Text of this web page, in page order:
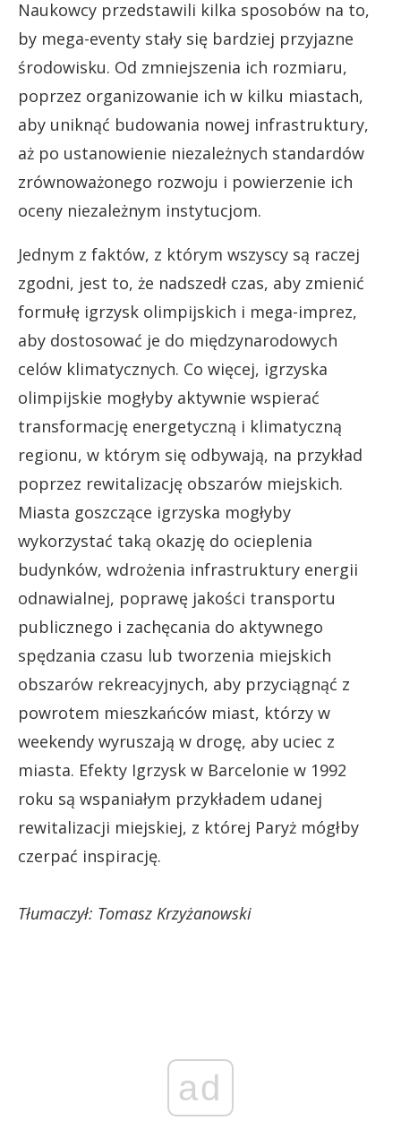
Naukowcy przedstawili kilka sposobów na to,
by mega-eventy stały się bardziej przyjazne
środowisku. Od zmniejszenia ich rozmiaru,
poprzez organizowanie ich w kilku miastach,
aby uniknąć budowania nowej infrastruktury,
aż po ustanowienie niezależnych standardów
zrównoważonego rozwoju i powierzenie ich
oceny niezależnym instytucjom.
Jednym z faktów, z którym wszyscy są raczej
zgodni, jest to, że nadszedł czas, aby zmienić
formułę igrzysk olimpijskich i mega-imprez,
aby dostosować je do międzynarodowych
celów klimatycznych. Co więcej, igrzyska
olimpijskie mogłyby aktywnie wspierać
transformację energetyczną i klimatyczną
regionu, w którym się odbywają, na przykład
poprzez rewitalizację obszarów miejskich.
Miasta goszczące igrzyska mogłyby
wykorzystać taką okazję do ocieplenia
budynków, wdrożenia infrastruktury energii
odnawialnej, poprawę jakości transportu
publicznego i zachęcania do aktywnego
spędzania czasu lub tworzenia miejskich
obszarów rekreacyjnych, aby przyciągnąć z
powrotem mieszkańców miast, którzy w
weekendy wyruszają w drogę, aby uciec z
miasta. Efekty Igrzysk w Barcelonie w 1992
roku są wspaniałym przykładem udanej
rewitalizacji miejskiej, z której Paryż mógłby
czerpać inspirację.
Tłumaczył: Tomasz Krzyżanowski
ad